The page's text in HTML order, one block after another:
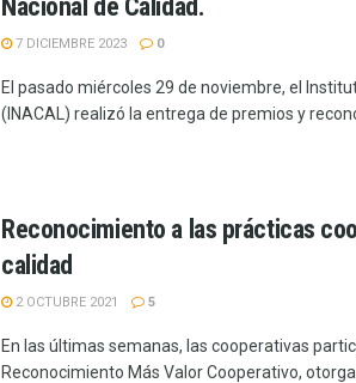
Nacional de Calidad.
7 DICIEMBRE 2023 0
El pasado miércoles 29 de noviembre, el
(INACAL) realizó la entrega de premios y
Reconocimiento a las prácticas
calidad
2 OCTUBRE 2021 5
En las últimas semanas, las cooperativas
Reconocimiento Más Valor Cooperativo,